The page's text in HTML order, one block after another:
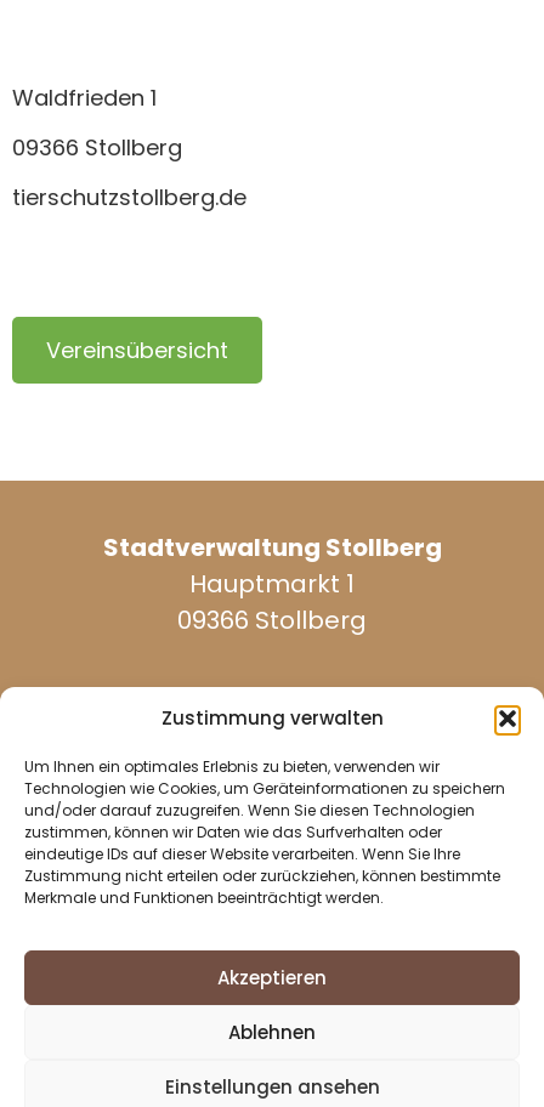
Zustimmung verwalten
Um Ihnen ein optimales Erlebnis zu bieten, verwenden wir
Technologien wie Cookies, um Geräteinformationen zu speichern
und/oder darauf zuzugreifen. Wenn Sie diesen Technologien
zustimmen, können wir Daten wie das Surfverhalten oder
eindeutige IDs auf dieser Website verarbeiten. Wenn Sie Ihre
Zustimmung nicht erteilen oder zurückziehen, können bestimmte
Merkmale und Funktionen beeinträchtigt werden.
Akzeptieren
Ablehnen
Einstellungen ansehen
Waldfrieden 1
09366 Stollberg
tierschutzstollberg.de
Vereinsübersicht
Stadtverwaltung Stollberg
Hauptmarkt 1
09366 Stollberg
werktags erreichbar:
037296 940
037296 2437
info@stollberg-erzgebirge.de
Impressum
Datenschutz
Cookie-Richtlinie (EU)